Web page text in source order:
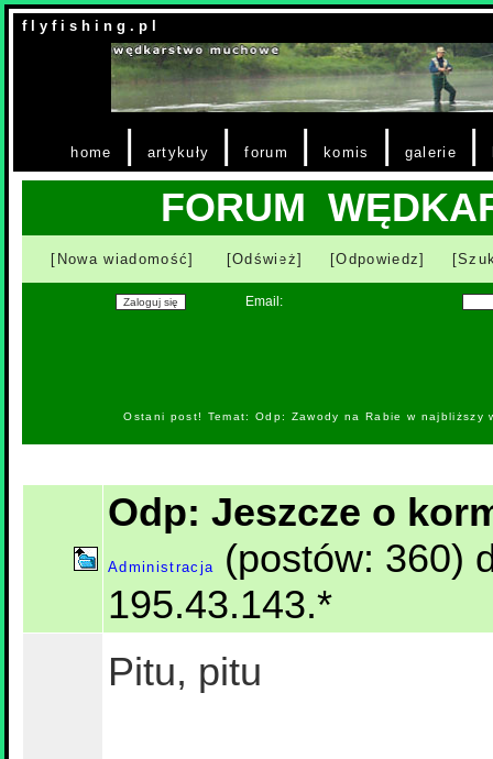
f l y f i s h i n g . p l
home | artykuły |forum | komis | galerie |
FORUM
[Nowa wiadomość] [Odśwież] [Odpowiedz]
Email:
Ostani post! Temat: Odp: Zawody na Rabie w
Odp: Jeszcze o
Administracja
(postów: 360)
195.43.143.*
Pitu, pitu